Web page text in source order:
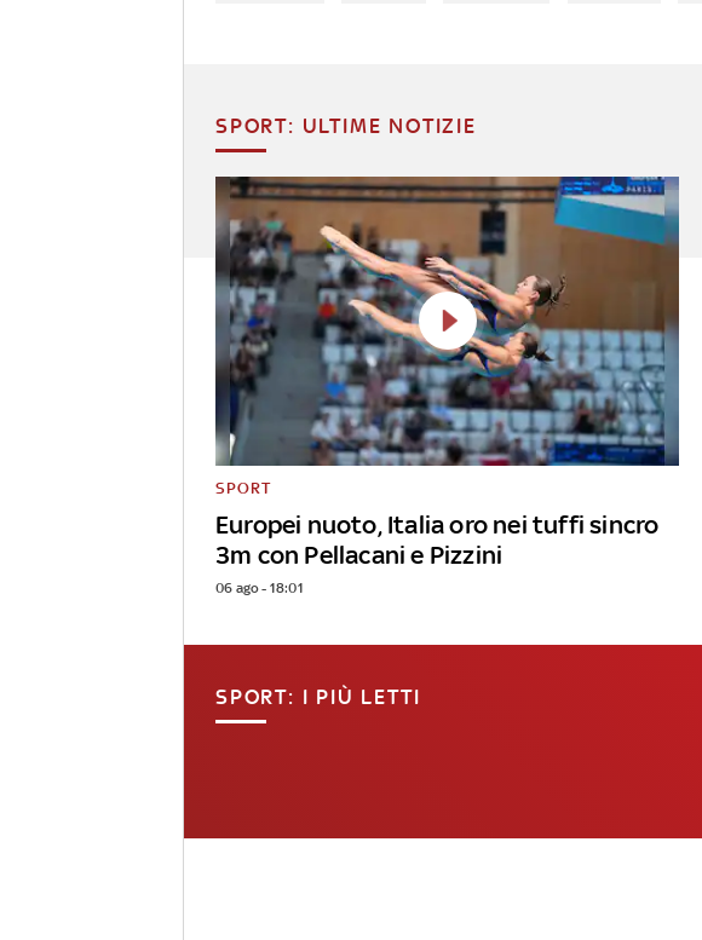
SPORT: ULTIME NOTIZIE
Europei nuoto, Italia oro nei tuffi sincro
3m con Pellacani e Pizzini
SPORT
06 ago - 18:01
SPORT: I PIÙ LETTI